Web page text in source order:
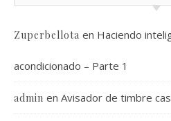
Zuperbellota en Haciendo
acondicionado – Parte 1
admin en Avisador de timbre